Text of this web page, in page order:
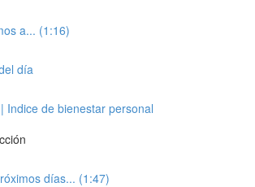
a... (1:16)
día
Indice de bienestar personal
días... (1:47)